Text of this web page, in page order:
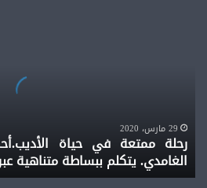
المساعد
الغامدي.
يتكلم
ببساطة
29 مارس، 2020
رحلة ممتعة في حياة
الغامدي. يتكلم ببساطة متناهية